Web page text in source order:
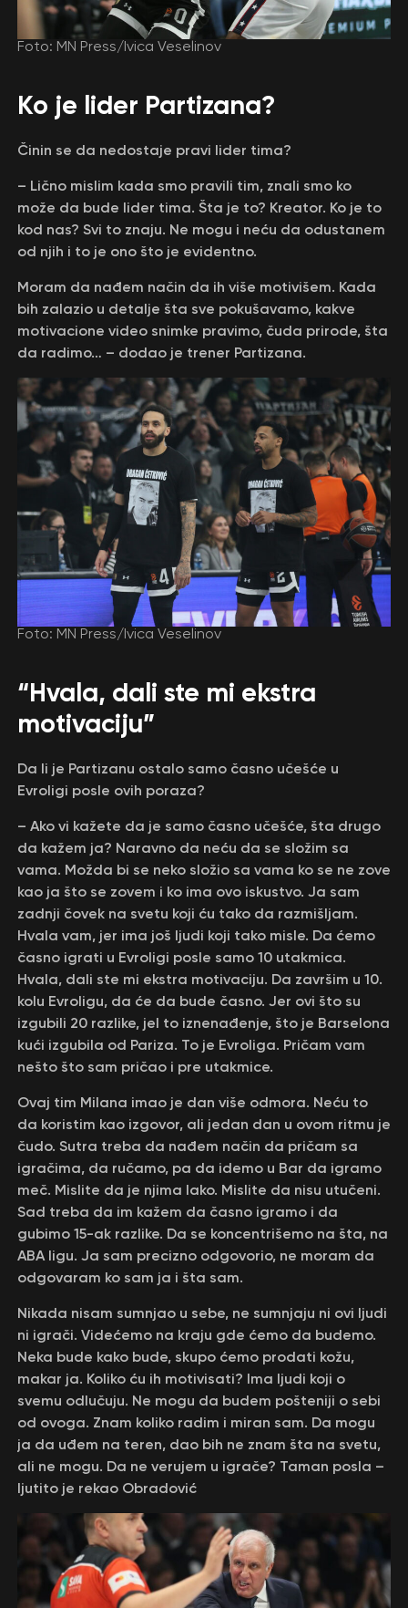
Foto: MN Press/Ivica Veselinov
Ko je lider Partizana?
Činin se da nedostaje pravi lider tima?
– Lično mislim kada smo pravili tim, znali smo ko
može da bude lider tima. Šta je to? Kreator. Ko je to
kod nas? Svi to znaju. Ne mogu i neću da odustanem
od njih i to je ono što je evidentno.
Moram da nađem način da ih više motivišem. Kada
bih zalazio u detalje šta sve pokušavamo, kakve
motivacione video snimke pravimo, čuda prirode, šta
da radimo… – dodao je trener Partizana.
Foto: MN Press/Ivica Veselinov
“Hvala, dali ste mi ekstra
motivaciju”
Da li je Partizanu ostalo samo časno učešće u
Evroligi posle ovih poraza?
– Ako vi kažete da je samo časno učešće, šta drugo
da kažem ja? Naravno da neću da se složim sa
vama. Možda bi se neko složio sa vama ko se ne zove
kao ja što se zovem i ko ima ovo iskustvo. Ja sam
zadnji čovek na svetu koji ću tako da razmišljam.
Hvala vam, jer ima još ljudi koji tako misle. Da ćemo
časno igrati u Evroligi posle samo 10 utakmica.
Hvala, dali ste mi ekstra motivaciju. Da završim u 10.
kolu Evroligu, da će da bude časno. Jer ovi što su
izgubili 20 razlike, jel to iznenađenje, što je Barselona
kući izgubila od Pariza. To je Evroliga. Pričam vam
nešto što sam pričao i pre utakmice.
Ovaj tim Milana imao je dan više odmora. Neću to
da koristim kao izgovor, ali jedan dan u ovom ritmu je
čudo. Sutra treba da nađem način da pričam sa
igračima, da ručamo, pa da idemo u Bar da igramo
meč. Mislite da je njima lako. Mislite da nisu utučeni.
Sad treba da im kažem da časno igramo i da
gubimo 15-ak razlike. Da se koncentrišemo na šta, na
ABA ligu. Ja sam precizno odgovorio, ne moram da
odgovaram ko sam ja i šta sam.
Nikada nisam sumnjao u sebe, ne sumnjaju ni ovi ljudi
ni igrači. Videćemo na kraju gde ćemo da budemo.
Neka bude kako bude, skupo ćemo prodati kožu,
makar ja. Koliko ću ih motivisati? Ima ljudi koji o
svemu odlučuju. Ne mogu da budem pošteniji o sebi
od ovoga. Znam koliko radim i miran sam. Da mogu
ja da uđem na teren, dao bih ne znam šta na svetu,
ali ne mogu. Da ne verujem u igrače? Taman posla –
ljutito je rekao Obradović